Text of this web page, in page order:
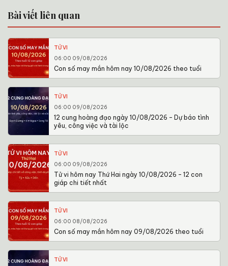
Bài viết liên quan
TỬ VI
06:00 09/08/2026
Con số may mắn hôm nay 10/08/2026 theo tuổi
TỬ VI
06:00 09/08/2026
12 cung hoàng đạo ngày 10/08/2026 – Dự báo tình
yêu, công việc và tài lộc
TỬ VI
06:00 09/08/2026
Tử vi hôm nay Thứ Hai ngày 10/08/2026 – 12 con
giáp chi tiết nhất
TỬ VI
06:00 08/08/2026
Con số may mắn hôm nay 09/08/2026 theo tuổi
TỬ VI